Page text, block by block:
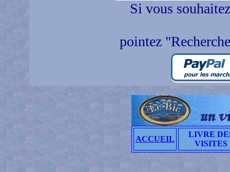
Si vous
pointez
ACCUEIL
LIVRE
VISITES